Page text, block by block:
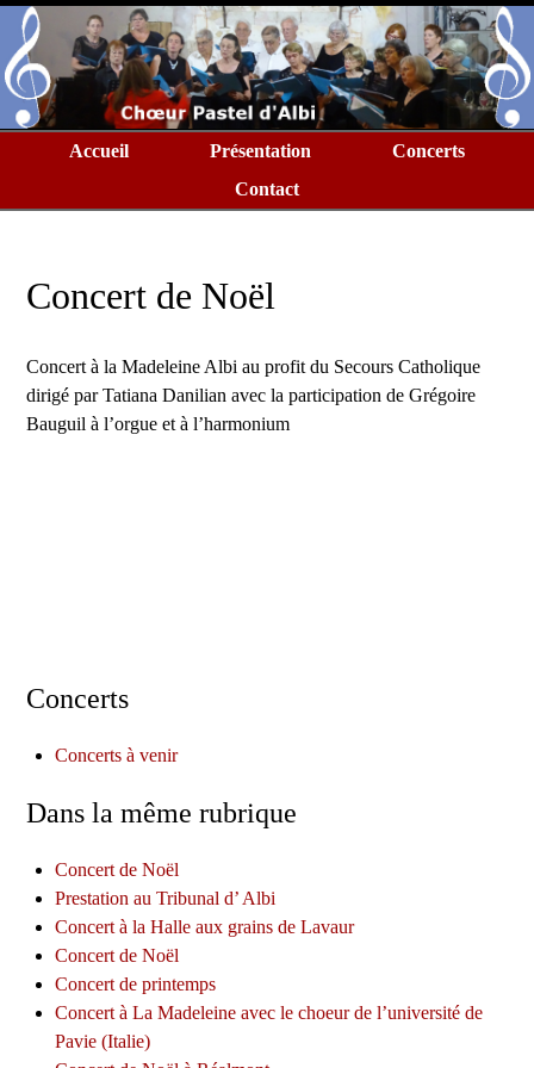
Accueil Présentation
Concerts
Contact
Concert de Noël
Concert à la Madeleine Albi au profit du Secours Catholique
dirigé par Tatiana Danilian avec la participation de Grégoire
Bauguil à l’orgue et à l’harmonium
Concerts
Concerts à venir
Dans la même rubrique
Concert de Noël
Prestation au Tribunal d’ Albi
Concert à la Halle aux grains de Lavaur
Concert de Noël
Concert de printemps
Concert à La Madeleine avec le choeur de l’université de
Pavie (Italie)